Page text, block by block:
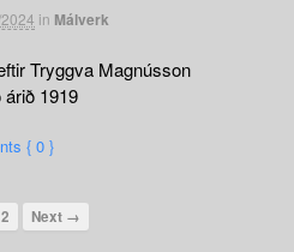
in Málverk
Tryggva Magnússon
1919
{ 0 }
2 Next →